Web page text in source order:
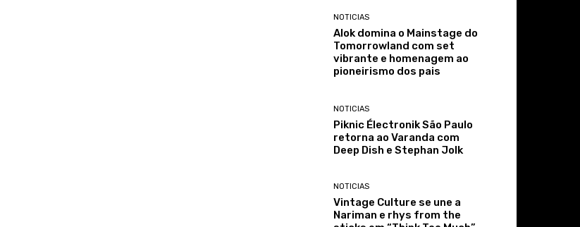
NOTICIAS
Alok domina o Mainstage do
Tomorrowland com set
vibrante e homenagem ao
pioneirismo dos pais
NOTICIAS
Piknic Électronik São Paulo
retorna ao Varanda com
Deep Dish e Stephan Jolk
NOTICIAS
Vintage Culture se une a
Nariman e rhys from the